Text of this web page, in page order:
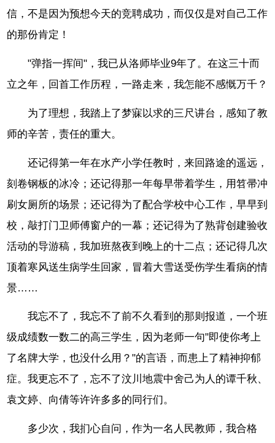
信，不是因为预想今天的竞聘成功，而仅仅是对自己工作
的那份肯定！
"弹指一挥间"，我已从洛师毕业9年了。在这三十而
立之年，回首工作历程，一路走来，我怎能不感慨万千？
为了理想，我踏上了梦寐以求的三尺讲台，感知了教
师的辛苦，责任的重大。
还记得第一年在水产小学任教时，来回路途的遥远，
刻卷钢板的冰冷；还记得那一年每早带着学生，用笤帚冲
刷女厕所的场景；还记得为了配合学校中心工作，早早到
校，敲打门卫师傅窗户的一幕；还记得为了熟背创建验收
活动的导游稿，我加班熬夜到晚上的十二点；还记得几次
顶着寒风送生病学生回家，冒着大雪送受伤学生看病的情
景……
我忘不了，我忘不了前不久看到的那则报道，一个班
级成绩数一数二的高三学生，因为老师一句"即使你考上
了名牌大学，也没什么用？"的言语，而患上了精神抑郁
症。我更忘不了，忘不了汶川地震中舍己为人的谭千秋、
袁文婷、向倩等许许多多的同行们。
多少次，我扪心自问，作为一名人民教师，我合格